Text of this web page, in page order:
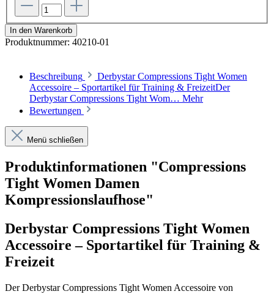
In den Warenkorb
Produktnummer: 40210-01
Beschreibung
Derbystar Compressions Tight Women
Accessoire – Sportartikel für Training & FreizeitDer
Derbystar Compressions Tight Wom… Mehr
Bewertungen
Menü schließen
Produktinformationen "Compressions
Tight Women Damen
Kompressionslaufhose"
Derbystar Compressions Tight Women
Accessoire – Sportartikel für Training &
Freizeit
Der Derbystar Compressions Tight Women Accessoire von